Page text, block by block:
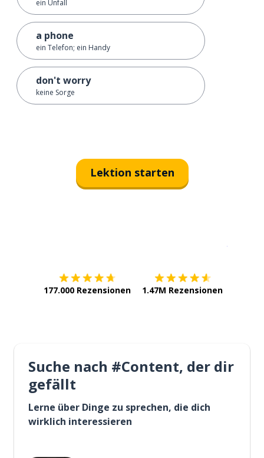
ein Unfall
a phone
ein Telefon; ein Handy
don't worry
keine Sorge
Lektion starten
177.000 Rezensionen 1.47M Rezensionen
Suche nach #Content, der dir
gefällt
Lerne über Dinge zu sprechen, die dich
wirklich interessieren